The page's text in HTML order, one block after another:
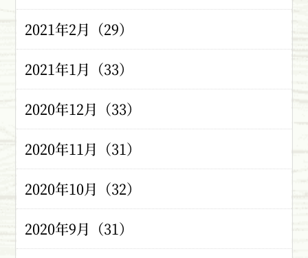
2021年2月（29）
2021年1月（33）
2020年12月（33）
2020年11月（31）
2020年10月（32）
2020年9月（31）